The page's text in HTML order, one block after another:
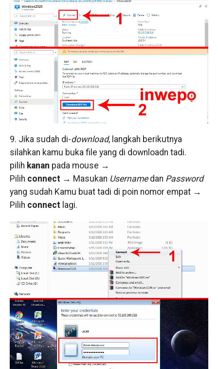
9. Jika sudah di-download, langkah berikutnya
silahkan kamu buka file yang di downloadn tadi.
pilih kanan pada mouse →
Pilih connect → Masukan Username dan Password
yang sudah Kamu buat tadi di poin nomor empat →
Pilih connectlagi.